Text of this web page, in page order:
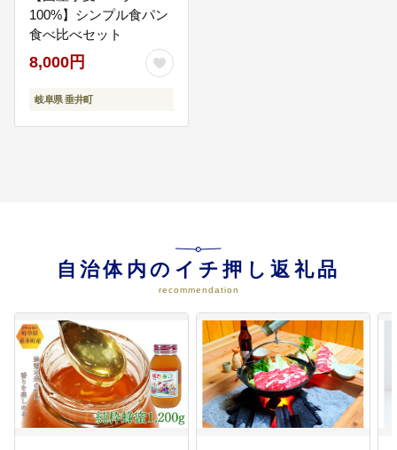
07
100%】シンプル食パン
食べ比べセット
8,000円
岐阜県 垂井町
自治体内のイチ押し返礼品
recommendation